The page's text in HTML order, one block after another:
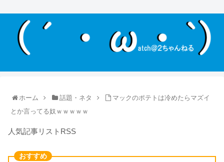
ホーム 話題・ネタ
マックのポテトは冷めたらマズイ
とか言ってる奴ｗｗｗｗｗ
人気記事リストRSS